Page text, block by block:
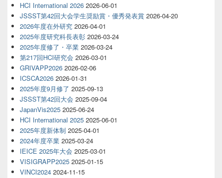
HCI International 2026 2026-06-01
JSSST第42回大会学生奨励賞・優秀発表賞 2026-04-20
2026年度在外研究 2026-04-01
2025年度研究科長表彰 2026-03-24
2025年度修了・卒業 2026-03-24
第217回HCI研究会 2026-03-01
GRIVAPP2026 2026-02-06
ICSCA2026 2026-01-31
2025年度9月修了 2025-09-13
JSSST第42回大会 2025-09-04
JapanVis2025 2025-06-24
HCI International 2025 2025-06-01
2025年度新体制 2025-04-01
2024年度卒業 2025-03-24
IEICE 2025年大会 2025-03-01
VISIGRAPP2025 2025-01-15
VINCI2024 2024-11-15